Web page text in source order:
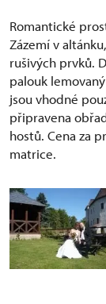
Romantické
Zázemí v
rušivých prvků.
palouk
jsou vhodné
připravena
hostů. Cena za
matrice.